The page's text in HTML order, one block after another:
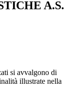
A.S.
si avvalgono di
illustrate nella